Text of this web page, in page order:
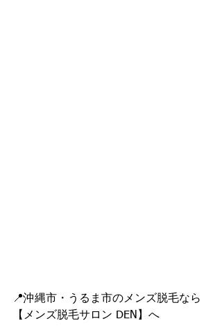
📍沖縄市・うるま市のメンズ脱毛なら
【メンズ脱毛サロン DEN】へ